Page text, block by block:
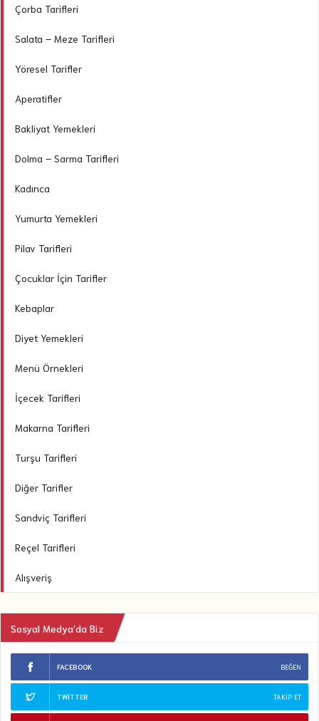
Çorba Tarifleri
Salata – Meze Tarifleri
Yöresel Tarifler
Aperatifler
Bakliyat Yemekleri
Dolma – Sarma Tarifleri
Kadınca
Yumurta Yemekleri
Pilav Tarifleri
Çocuklar İçin Tarifler
Kebaplar
Diyet Yemekleri
Menü Örnekleri
İçecek Tarifleri
Makarna Tarifleri
Turşu Tarifleri
Diğer Tarifler
Sandviç Tarifleri
Reçel Tarifleri
Alışveriş
Sosyal Medya’da Biz
FACEBOOK BEĞEN
TWITTER TAKIP ET